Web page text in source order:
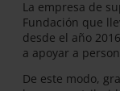
La empresa de
Fundación que
desde el año
a apoyar a
De este modo,